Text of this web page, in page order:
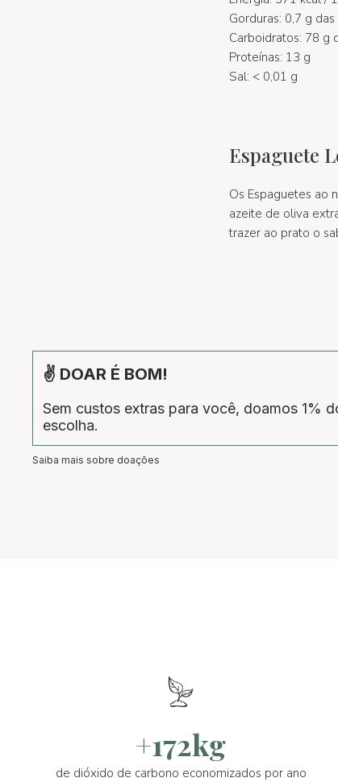
Gorduras: 0,7 g
Carboidratos: 78 g
Proteínas: 13 g
Sal: < 0,01 g
Espaguete
Os Espaguetes ao
azeite de oliva
trazer ao prato o
✌ DOAR É BOM!
Sem custos extras para você, doamos 1%
escolha.
Saiba mais sobre doações
+172kg
de dióxido de carbono economizados por ano